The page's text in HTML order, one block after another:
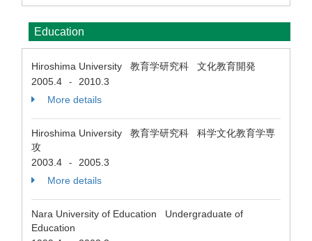
Education
Hiroshima University 教育学研究科 文化教育開発
2005.4
-
2010.3
More details
Hiroshima University 教育学研究科 科学文化教育学専
攻
2003.4
-
2005.3
More details
Nara University of Education Undergraduate of
Education